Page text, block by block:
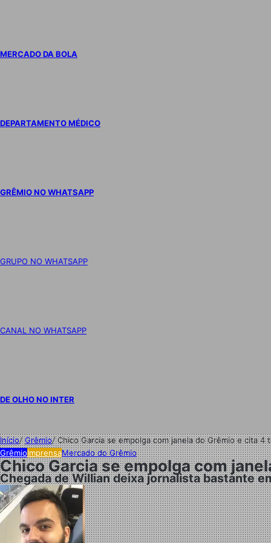
MERCADO DA BOLA
DEPARTAMENTO MÉDICO
GRÊMIO NO WHATSAPP
GRUPO NO WHATSAPP
CANAL NO WHATSAPP
DE OLHO NO INTER
Início/Grêmio/Chico Garcia se empolga com janela do Grêmio e cita 4
GrêmioImprensaMercado do Grêmio
Chico Garcia se empolga com
Chegada de Willian deixa jornalista bastante